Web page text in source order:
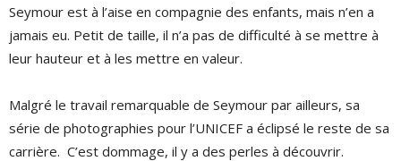
Seymour est à l’aise en compagnie des enfants, mais n’en a
jamais eu. Petit de taille, il n’a pas de difficulté à se mettre à
leur hauteur et à les mettre en valeur.
Malgré le travail remarquable de Seymour par ailleurs, sa
série de photographies pour l’UNICEF a éclipsé le reste de sa
carrière. C’est dommage, il y a des perles à découvrir.